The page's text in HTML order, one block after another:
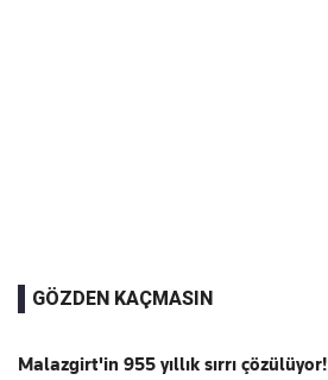
GÖZDEN KAÇMASIN
Malazgirt'in 955 yıllık sırrı çözülüyor!